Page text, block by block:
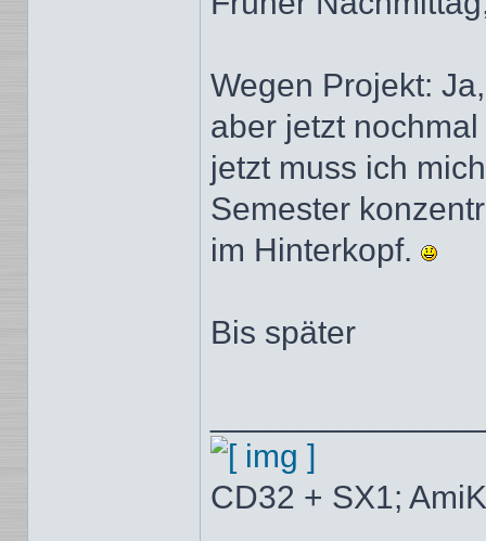
Wegen Projekt:
aber jetzt
jetzt muss ich
Semester
im Hinterkopf.
Bis später
CD32 + SX1;